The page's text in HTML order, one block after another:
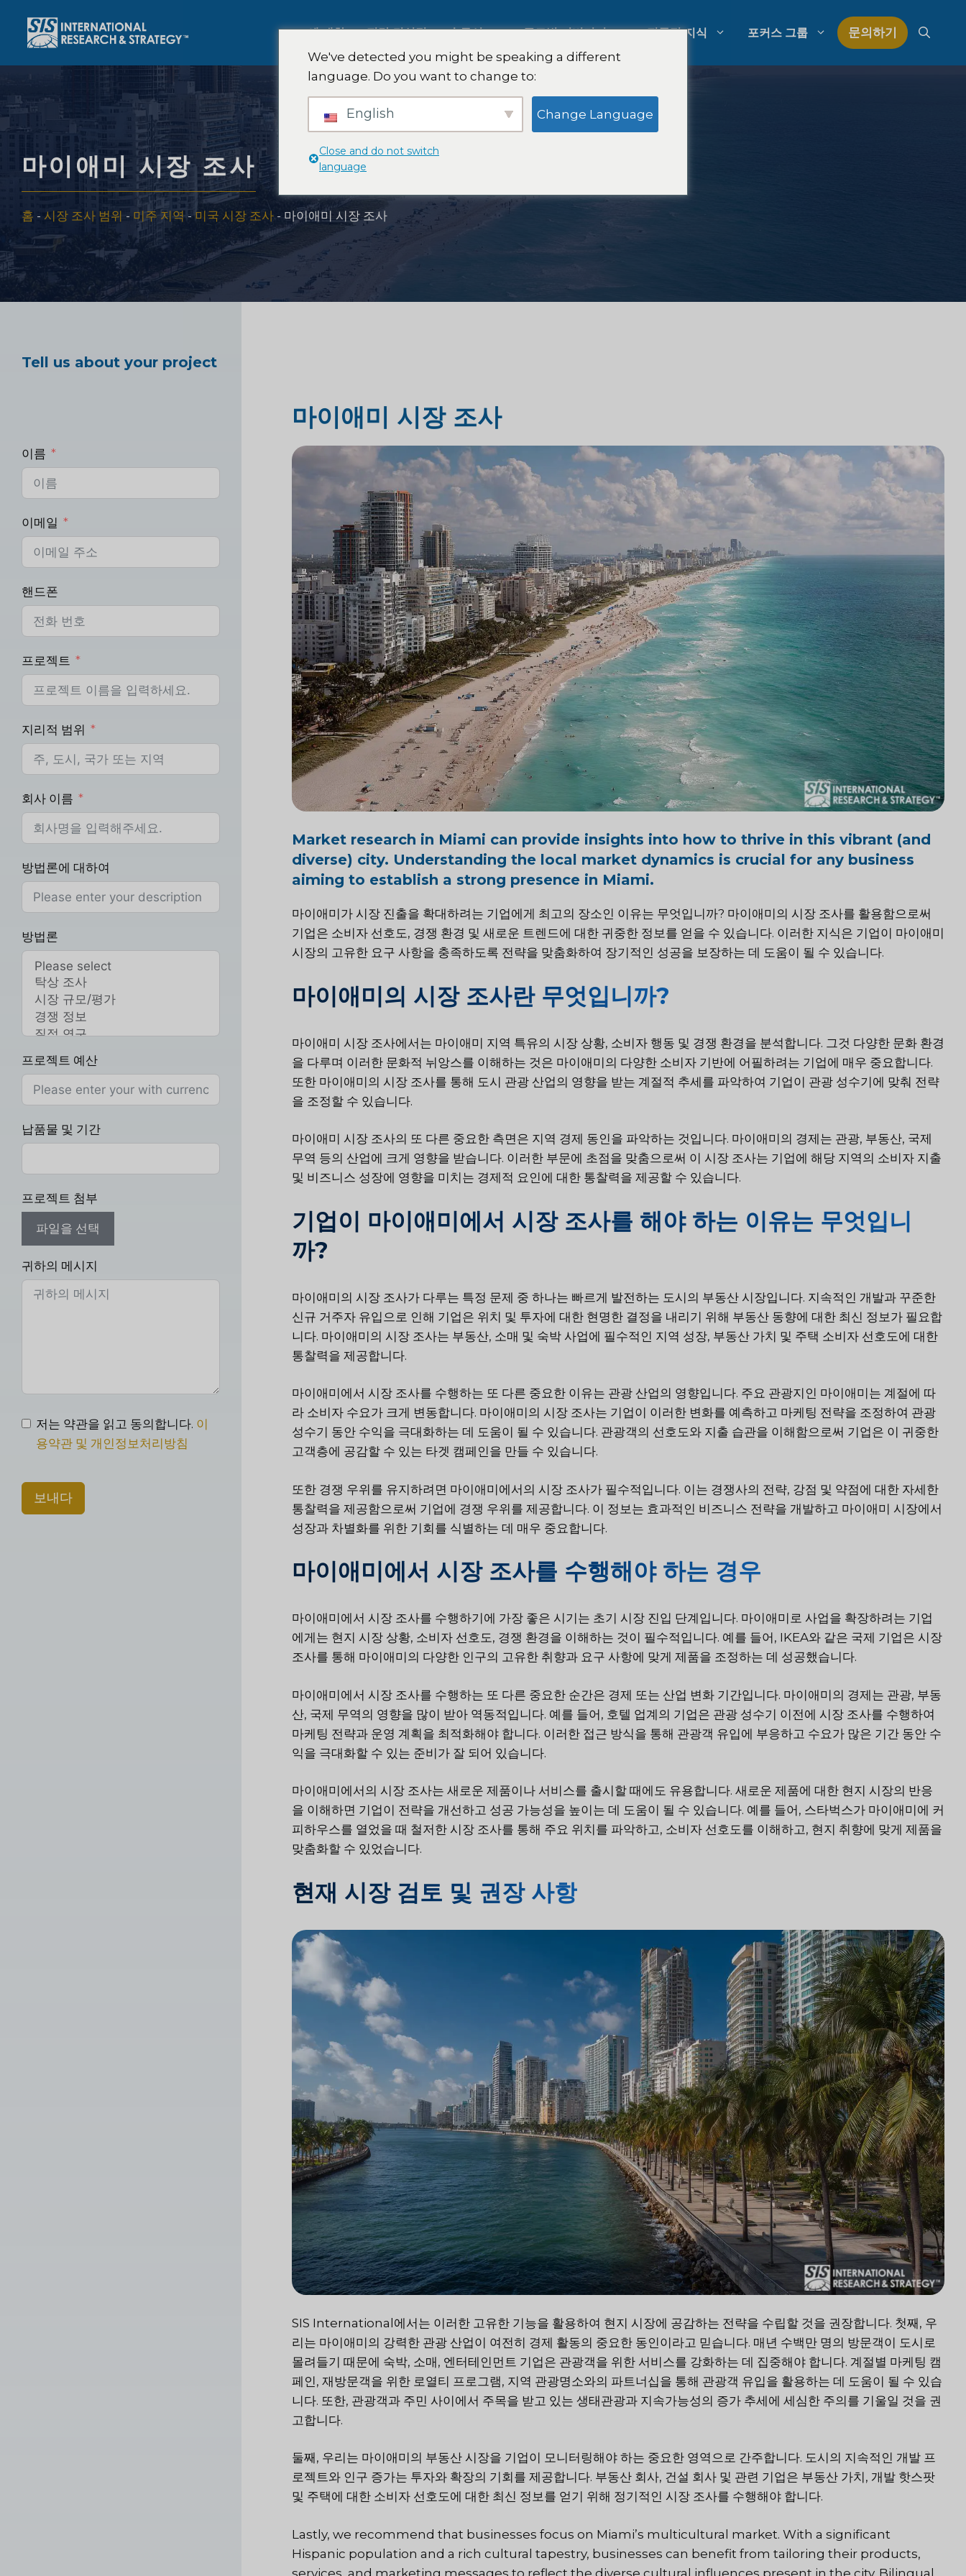
로
너
뛰
에 대한 전략 컨설팅 솔루션
AI 시장 조사
소비자 시장 조사
핀테크 연구 및 전략
산업 시장 조사
정성적 및 정량적 연구
글로벌 커버리지 전문적 지식 포커스 그룹 문의하기
마이애미 시장 조사
홈 - 시장 조사 범위 - 미주 지역-미국 시장 조사 - 마이애미 시장 조사
마이애미 시장 조사
Market research in Miami can provide insights into how to thrive in this vibrant (and
diverse) city. Understanding the local market dynamics is crucial for any business
aiming to establish a strong presence in Miami.
마이애미가 시장 진출을 확대하려는 기업에게 최고의 장소인 이유는 무엇입니까? 마이애미의 시장 조사를 활용함으로써
기업은 소비자 선호도, 경쟁 환경 및 새로운 트렌드에 대한 귀중한 정보를 얻을 수 있습니다. 이러한 지식은 기업이 마이애미
시장의 고유한 요구 사항을 충족하도록 전략을 맞춤화하여 장기적인 성공을 보장하는 데 도움이 될 수 있습니다.
마이애미의 시장 조사란 무엇입니까?
마이애미 시장 조사에서는 마이애미 지역 특유의 시장 상황, 소비자 행동 및 경쟁 환경을 분석합니다. 그것 다양한 문화 환경
을 다루며 이러한 문화적 뉘앙스를 이해하는 것은 마이애미의 다양한 소비자 기반에 어필하려는 기업에 매우 중요합니다.
또한 마이애미의 시장 조사를 통해 도시 관광 산업의 영향을 받는 계절적 추세를 파악하여 기업이 관광 성수기에 맞춰 전략
을 조정할 수 있습니다.
마이애미 시장 조사의 또 다른 중요한 측면은 지역 경제 동인을 파악하는 것입니다. 마이애미의 경제는 관광, 부동산, 국제
무역 등의 산업에 크게 영향을 받습니다. 이러한 부문에 초점을 맞춤으로써 이 시장 조사는 기업에 해당 지역의 소비자 지출
및 비즈니스 성장에 영향을 미치는 경제적 요인에 대한 통찰력을 제공할 수 있습니다.
기업이 마이애미에서 시장 조사를 해야 하는 이유는 무엇입니
까?
마이애미의 시장 조사가 다루는 특정 문제 중 하나는 빠르게 발전하는 도시의 부동산 시장입니다. 지속적인 개발과 꾸준한
신규 거주자 유입으로 인해 기업은 위치 및 투자에 대한 현명한 결정을 내리기 위해 부동산 동향에 대한 최신 정보가 필요합
니다. 마이애미의 시장 조사는 부동산, 소매 및 숙박 사업에 필수적인 지역 성장, 부동산 가치 및 주택 소비자 선호도에 대한
통찰력을 제공합니다.
마이애미에서 시장 조사를 수행하는 또 다른 중요한 이유는 관광 산업의 영향입니다. 주요 관광지인 마이애미는 계절에 따
라 소비자 수요가 크게 변동합니다. 마이애미의 시장 조사는 기업이 이러한 변화를 예측하고 마케팅 전략을 조정하여 관광
성수기 동안 수익을 극대화하는 데 도움이 될 수 있습니다. 관광객의 선호도와 지출 습관을 이해함으로써 기업은 이 귀중한
고객층에 공감할 수 있는 타겟 캠페인을 만들 수 있습니다.
또한 경쟁 우위를 유지하려면 마이애미에서의 시장 조사가 필수적입니다. 이는 경쟁사의 전략, 강점 및 약점에 대한 자세한
통찰력을 제공함으로써 기업에 경쟁 우위를 제공합니다. 이 정보는 효과적인 비즈니스 전략을 개발하고 마이애미 시장에서
성장과 차별화를 위한 기회를 식별하는 데 매우 중요합니다.
마이애미에서 시장 조사를 수행해야 하는 경우
마이애미에서 시장 조사를 수행하기에 가장 좋은 시기는 초기 시장 진입 단계입니다. 마이애미로 사업을 확장하려는 기업
에게는 현지 시장 상황, 소비자 선호도, 경쟁 환경을 이해하는 것이 필수적입니다. 예를 들어, IKEA와 같은 국제 기업은 시장
조사를 통해 마이애미의 다양한 인구의 고유한 취향과 요구 사항에 맞게 제품을 조정하는 데 성공했습니다.
마이애미에서 시장 조사를 수행하는 또 다른 중요한 순간은 경제 또는 산업 변화 기간입니다. 마이애미의 경제는 관광, 부동
산, 국제 무역의 영향을 많이 받아 역동적입니다. 예를 들어, 호텔 업계의 기업은 관광 성수기 이전에 시장 조사를 수행하여
마케팅 전략과 운영 계획을 최적화해야 합니다. 이러한 접근 방식을 통해 관광객 유입에 부응하고 수요가 많은 기간 동안 수
익을 극대화할 수 있는 준비가 잘 되어 있습니다.
마이애미에서의 시장 조사는 새로운 제품이나 서비스를 출시할 때에도 유용합니다. 새로운 제품에 대한 현지 시장의 반응
을 이해하면 기업이 전략을 개선하고 성공 가능성을 높이는 데 도움이 될 수 있습니다. 예를 들어, 스타벅스가 마이애미에 커
피하우스를 열었을 때 철저한 시장 조사를 통해 주요 위치를 파악하고, 소비자 선호도를 이해하고, 현지 취향에 맞게 제품을
맞춤화할 수 있었습니다.
현재 시장 검토 및 권장 사항
SIS International에서는 이러한 고유한 기능을 활용하여 현지 시장에 공감하는 전략을 수립할 것을 권장합니다. 첫째, 우
리는 마이애미의 강력한 관광 산업이 여전히 경제 활동의 중요한 동인이라고 믿습니다. 매년 수백만 명의 방문객이 도시로
몰려들기 때문에 숙박, 소매, 엔터테인먼트 기업은 관광객을 위한 서비스를 강화하는 데 집중해야 합니다. 계절별 마케팅 캠
페인, 재방문객을 위한 로열티 프로그램, 지역 관광명소와의 파트너십을 통해 관광객 유입을 활용하는 데 도움이 될 수 있습
니다. 또한, 관광객과 주민 사이에서 주목을 받고 있는 생태관광과 지속가능성의 증가 추세에 세심한 주의를 기울일 것을 권
고합니다.
둘째, 우리는 마이애미의 부동산 시장을 기업이 모니터링해야 하는 중요한 영역으로 간주합니다. 도시의 지속적인 개발 프
로젝트와 인구 증가는 투자와 확장의 기회를 제공합니다. 부동산 회사, 건설 회사 및 관련 기업은 부동산 가치, 개발 핫스팟
및 주택에 대한 소비자 선호도에 대한 최신 정보를 얻기 위해 정기적인 시장 조사를 수행해야 합니다.
Lastly, we recommend that businesses focus on Miami’s multicultural market. With a significant
Hispanic population and a rich cultural tapestry, businesses can benefit from tailoring their products,
services, and marketing messages to reflect the diverse cultural influences present in the city. Bilingual
Tell us about your project
이름
이메일
핸드폰
프로젝트
지리적 범위
회사 이름
방법론에 대하여
방법론
프로젝트 예산
납품물 및 기간
프로젝트 첨부
파일을 선택
귀하의 메시지
저는 약관을 읽고 동의합니다. 이
용약관 및 개인정보처리방침
보내다
We've detected you might be speaking a different
language. Do you want to change to:
English Change Language
Close and do not switch
language